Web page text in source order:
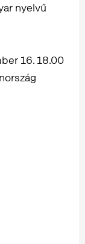
nyelvű
16. 18.00